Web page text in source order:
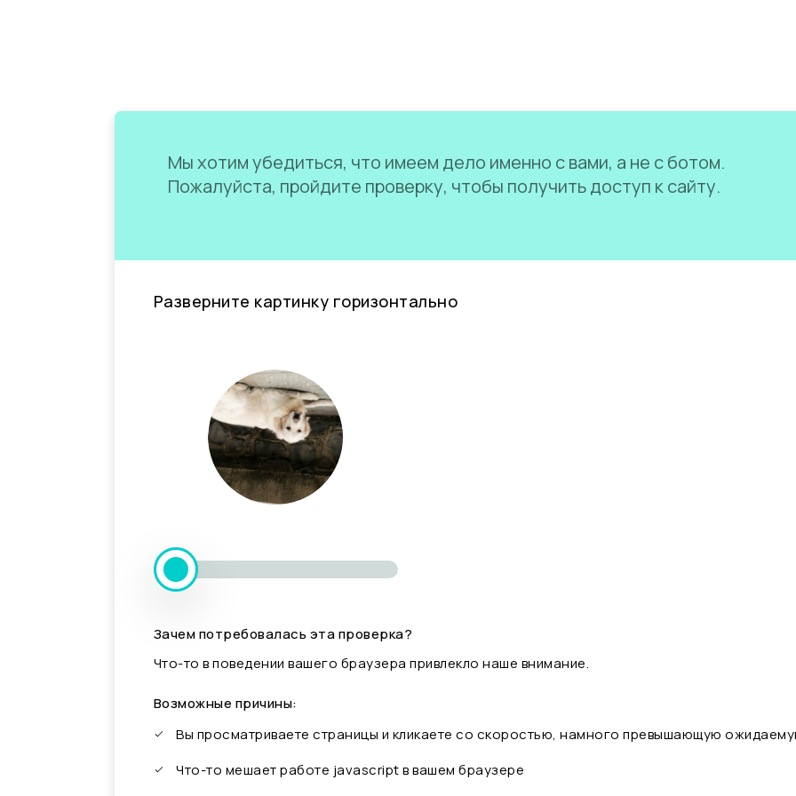
Мы хотим убедиться, что имеем дело именно с вами, а не с ботом.
Пожалуйста, пройдите проверку, чтобы получить доступ к сайту.
Разверните картинку горизонтально
Зачем потребовалась эта проверка?
Что-то в поведении вашего браузера привлекло наше внимание.
Возможные причины:
Вы просматриваете страницы и кликаете со скоростью, намного превышающую
Что-то мешает работе javascript в вашем браузере